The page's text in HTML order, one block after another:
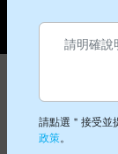
全球頂
請點選＂接受並
政策。